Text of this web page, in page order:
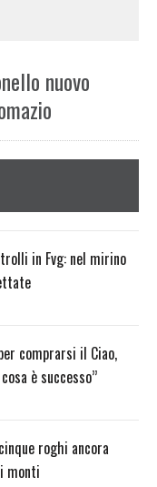
nuovo
in Fvg: nel mirino
comprarsi il Ciao,
è successo”
roghi ancora
monti